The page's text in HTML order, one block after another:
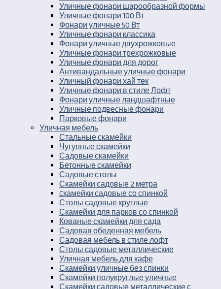
Уличные фонари шарообразной формы
Уличные фонари 100 Вт
Фонари уличные 50 Вт
Уличные фонари классика
Фонари уличные двухрожковые
Уличные фонари трехрожковые
Уличные фонари для дорог
Антивандальные уличные фонари
Уличный фонари хай тек
Уличные фонари в стиле Лофт
Фонари уличные ландшафтные
Уличные подвесные фонари
Парковые фонари
Уличная мебель
Стальные скамейки
Чугунные скамейки
Садовые скамейки
Бетонные скамейки
Садовые столы
Скамейки садовые 2 метра
Cкамейки садовые со спинкой
Столы садовые круглые
Скамейки для парков со спинкой
Кованые скамейки для сада
Садовая обеденная мебель
Садовая мебель в стиле лофт
Столы садовые металлические
Уличная мебель для кафе
Скамейки уличные без спинки
Скамейки полукруглые уличные
Скамейки садовые металлические с